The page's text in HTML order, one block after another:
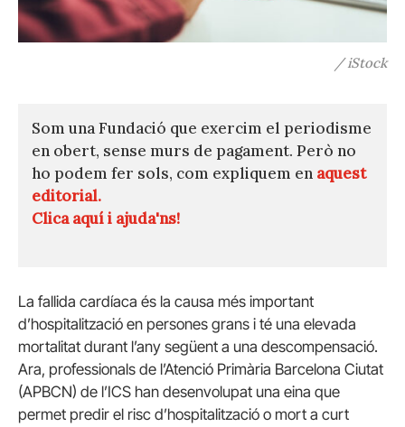
/ iStock
Som una Fundació que exercim el periodisme
en obert, sense murs de pagament. Però no
ho podem fer sols, com expliquem en aquest
editorial.
Clica aquí i ajuda'ns!
La fallida cardíaca és la causa més important
d’hospitalització en persones grans i té una elevada
mortalitat durant l’any següent a una descompensació.
Ara, professionals de l’Atenció Primària Barcelona Ciutat
(APBCN) de l’ICS han desenvolupat una eina que
permet predir el risc d’hospitalització o mort a curt